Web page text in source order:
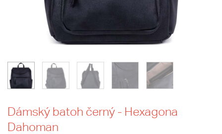
Dámský batoh černý - Hexagona
Dahoman